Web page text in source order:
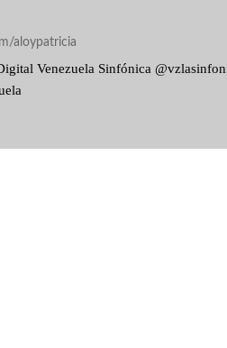
aloypatricia
Venezuela Sinfónica